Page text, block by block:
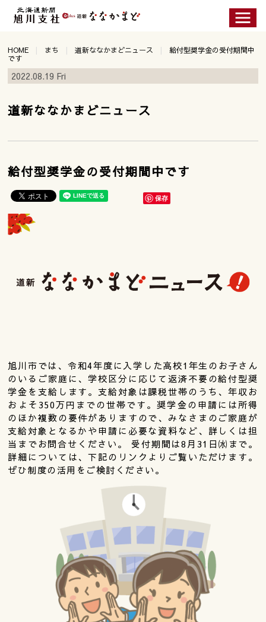
HOME まち 道新ななかまどニュース
給付型奨学金の受付期間中
です
2022.08.19 Fri
道新ななかまどニュース
給付型奨学金の受付期間中です
保存
旭川市では、令和4年度に入学した高校1年生のお子さん
のいるご家庭に、学校区分に応じて返済不要の給付型奨
学金を支給します。支給対象は課税世帯のうち、年収お
およそ350万円までの世帯です。奨学金の申請には所得
のほか複数の要件がありますので、みなさまのご家庭が
支給対象となるかや申請に必要な資料など、詳しくは担
当までお問合せください。 受付期間は8月31日㈬まで。
詳細については、下記のリンクよりご覧いただけます。
ぜひ制度の活用をご検討ください。